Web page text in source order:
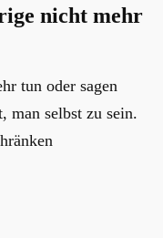
nicht mehr
tun oder sagen
man selbst zu sein.